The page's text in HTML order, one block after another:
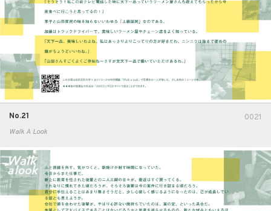
0021
No.21
Walk A Look